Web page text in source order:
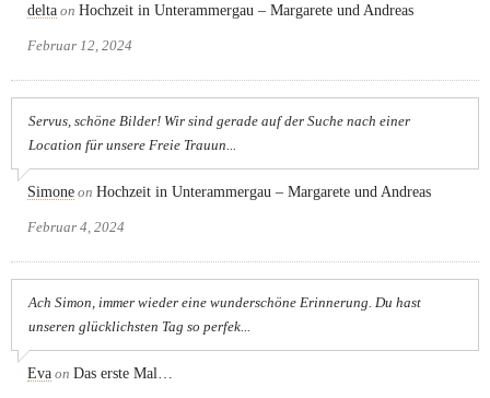
delta on Hochzeit in Unterammergau – Margarete und Andreas
Februar 12, 2024
Servus, schöne Bilder! Wir sind gerade auf der Suche nach einer
Location für unsere Freie Trauun...
Simone on Hochzeit in Unterammergau – Margarete und Andreas
Februar 4, 2024
Ach Simon, immer wieder eine wunderschöne Erinnerung. Du hast
unseren glücklichsten Tag so perfek...
Eva on Das erste Mal…